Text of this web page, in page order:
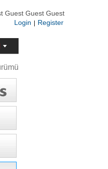
Guest Guest Guest
Login
Register